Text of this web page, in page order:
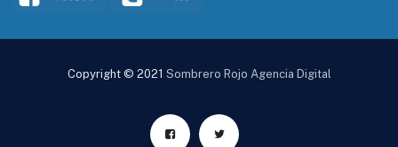
Copyright © 2021 Sombrero Rojo Agencia Digital